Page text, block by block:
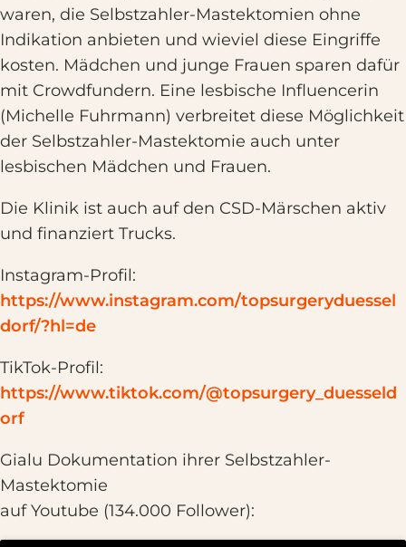
waren, die Selbstzahler-Mastektomien ohne
Indikation anbieten und wieviel diese Eingriffe
kosten. Mädchen und junge Frauen sparen dafür
mit Crowdfundern. Eine lesbische Influencerin
(Michelle Fuhrmann) verbreitet diese Möglichkeit
der Selbstzahler-Mastektomie auch unter
lesbischen Mädchen und Frauen.
Die Klinik ist auch auf den CSD-Märschen aktiv
und finanziert Trucks.
Instagram-Profil:
https://www.instagram.com/topsurgeryduessel
dorf/?hl=de
TikTok-Profil:
https://www.tiktok.com/@topsurgery_duesseld
orf
Gialu Dokumentation ihrer Selbstzahler-
Mastektomie
auf Youtube (134.000 Follower):